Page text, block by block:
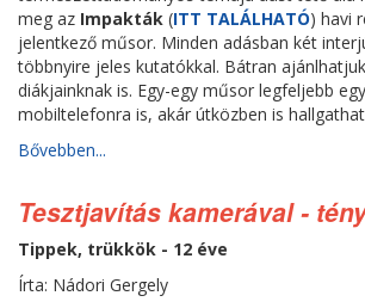
meg az Impakták (ITT TALÁLHATÓ) havi
jelentkező műsor. Minden adásban két
többnyire jeles kutatókkal. Bátran
diákjainknak is. Egy-egy műsor legfeljebb
mobiltelefonra is, akár útközben is
Bővebben...
Tesztjavítás kamerával -
Tippek, trükkök - 12 éve
Írta: Nádori Gergely